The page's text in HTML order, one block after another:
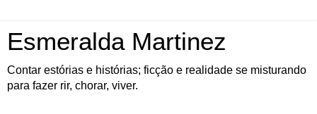
Esmeralda Martinez
Contar estórias e histórias; ficção e realidade se misturando
para fazer rir, chorar, viver.